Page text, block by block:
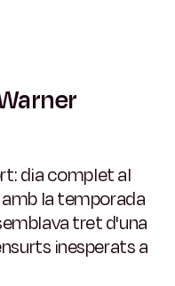
dia complet al
la temporada
tret d'una
inesperats a